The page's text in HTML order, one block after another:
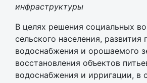
инфраструктуры
В целях решения социальных
сельского населения, развития
водоснабжения и орошаемого
восстановления объектов
водоснабжения и ирригации, в